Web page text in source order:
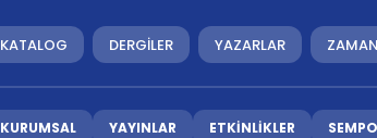
KATALOG DERGİLER YAZARLAR
KURUMSAL YAYINLAR ETKİNLİKLER